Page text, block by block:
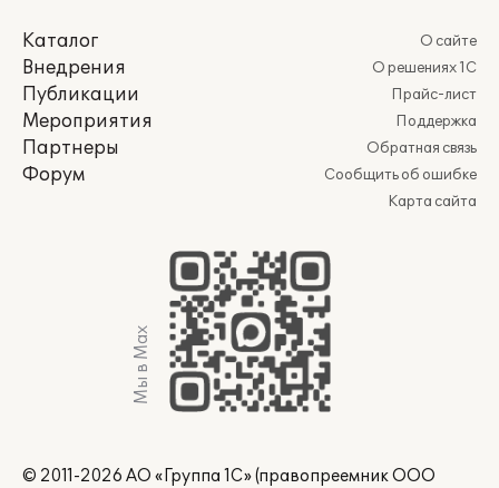
Каталог
Внедрения
Публикации
Мероприятия
Партнеры
Форум
О сайте
О решениях 1С
Прайс-лист
Поддержка
Обратная связь
Сообщить об ошибке
Карта сайта
Мы в Max
© 2011-2026 АО «Группа 1С» (правопреемник ООО